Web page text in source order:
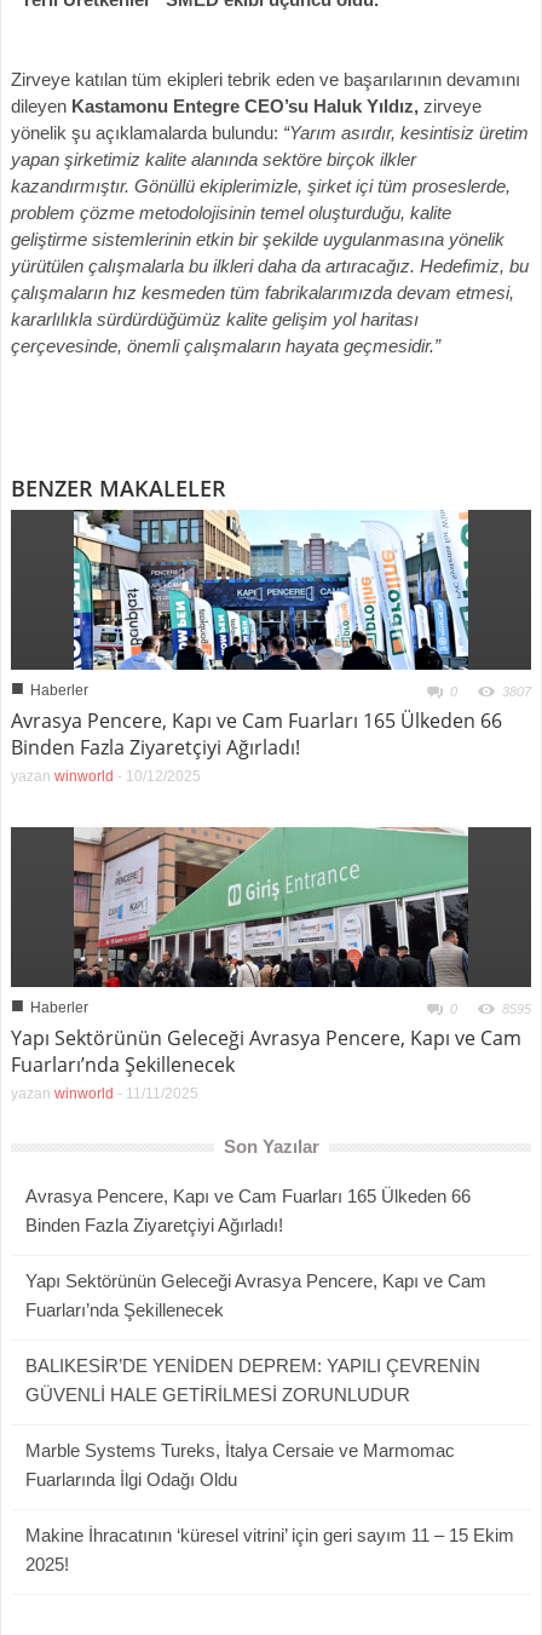
Zirveye katılan tüm ekipleri tebrik eden ve başarılarının devamını
dileyen Kastamonu Entegre CEO’su Haluk Yıldız, zirveye
yönelik şu açıklamalarda bulundu: “Yarım asırdır, kesintisiz üretim
yapan şirketimiz kalite alanında sektöre birçok ilkler
kazandırmıştır. Gönüllü ekiplerimizle, şirket içi tüm proseslerde,
problem çözme metodolojisinin temel oluşturduğu, kalite
geliştirme sistemlerinin etkin bir şekilde uygulanmasına yönelik
yürütülen çalışmalarla bu ilkleri daha da artıracağız. Hedefimiz, bu
çalışmaların hız kesmeden tüm fabrikalarımızda devam etmesi,
kararlılıkla sürdürdüğümüz kalite gelişim yol haritası
çerçevesinde, önemli çalışmaların hayata geçmesidir.”
BENZER MAKALELER
■ Haberler 0 3807
Avrasya Pencere, Kapı ve Cam Fuarları 165 Ülkeden 66
Binden Fazla Ziyaretçiyi Ağırladı!
yazan winworld - 10/12/2025
■ Haberler 0 8595
Yapı Sektörünün Geleceği Avrasya Pencere, Kapı ve Cam
Fuarları’nda Şekillenecek
yazan winworld - 11/11/2025
Son Yazılar
Avrasya Pencere, Kapı ve Cam Fuarları 165 Ülkeden 66
Binden Fazla Ziyaretçiyi Ağırladı!
Yapı Sektörünün Geleceği Avrasya Pencere, Kapı ve Cam
Fuarları’nda Şekillenecek
BALIKESİR’DE YENİDEN DEPREM: YAPILI ÇEVRENİN
GÜVENLİ HALE GETİRİLMESİ ZORUNLUDUR
Marble Systems Tureks, İtalya Cersaie ve Marmomac
Fuarlarında İlgi Odağı Oldu
Makine İhracatının ‘küresel vitrini’ için geri sayım 11 – 15 Ekim
2025!